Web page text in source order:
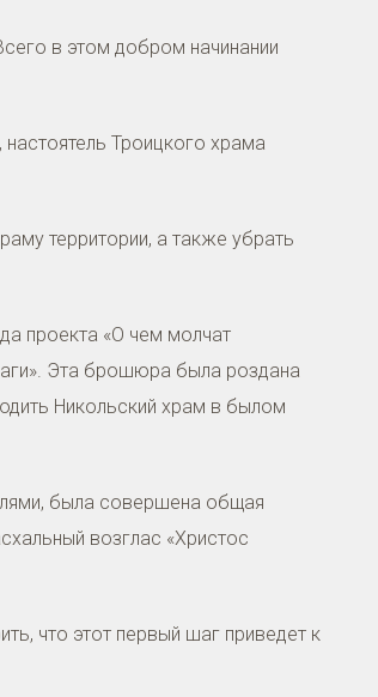
в этом добром начинании
Троицкого храма
территории, а также убрать
проекта «О чем молчат
Эта брошюра была роздана
Никольский храм в былом
была совершена общая
возглас «Христос
что этот первый шаг приведет к